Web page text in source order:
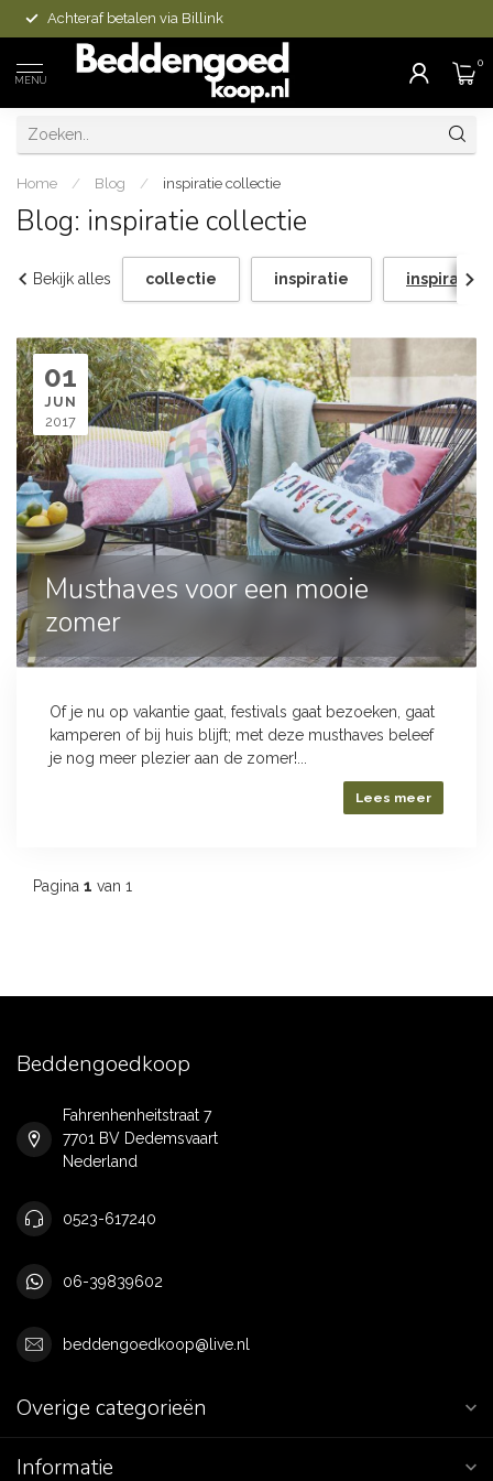
Achteraf betalen via Billink
MENU
0
Home / Blog / inspiratie collectie
Blog: inspiratie collectie
Bekijk alles collectie inspiratie inspiratie
01
JUN
2017
Musthaves voor een mooie
zomer
Of je nu op vakantie gaat, festivals gaat bezoeken, gaat
kamperen of bij huis blijft; met deze musthaves beleef
je nog meer plezier aan de zomer!...
Lees meer
Pagina 1 van 1
Beddengoedkoop
Fahrenhenheitstraat 7
7701 BV Dedemsvaart
Nederland
0523-617240
06-39839602
beddengoedkoop@live.nl
Overige categorieën
Informatie